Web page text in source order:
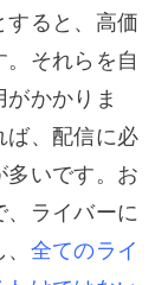
すると、高価
それらを自
かかりま
ば、配信に必
多いです。お
ライバーに
全てのライ